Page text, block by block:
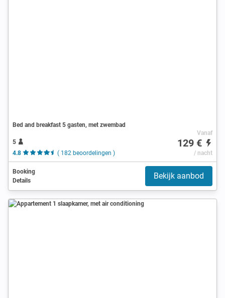
Bed and breakfast 5 gasten, met zwembad
5
4.8
( 182 beoordelingen )
Vanaf
129 €
/ nacht
Booking
Details
Bekijk aanbod